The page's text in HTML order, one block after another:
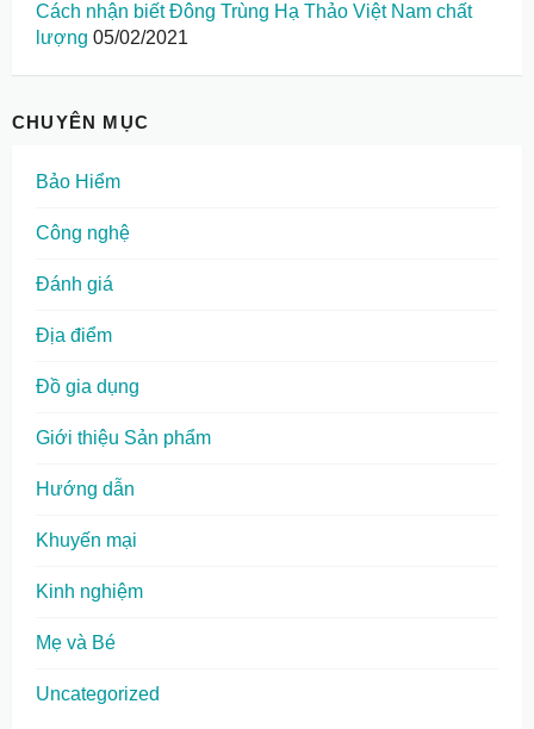
Cách nhận biết Đông Trùng Hạ Thảo Việt Nam chất
lượng 05/02/2021
CHUYÊN MỤC
Bảo Hiểm
Công nghệ
Đánh giá
Địa điểm
Đồ gia dụng
Giới thiệu Sản phẩm
Hướng dẫn
Khuyến mại
Kinh nghiệm
Mẹ và Bé
Uncategorized